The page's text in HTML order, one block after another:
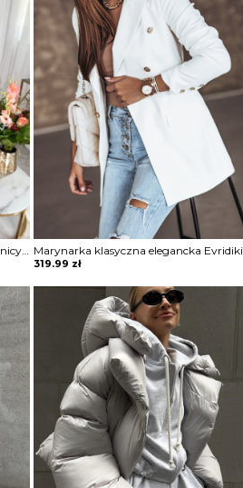
Sukienka mini z frędzlami na spódnicy Potita Marynarka klasyczna elegancka Evridiki
319.99 zł